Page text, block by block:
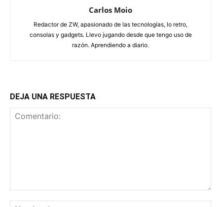
Carlos Moio
Redactor de ZW, apasionado de las tecnologías, lo retro,
consolas y gadgets. Llevo jugando desde que tengo uso de
razón. Aprendiendo a diario.
DEJA UNA RESPUESTA